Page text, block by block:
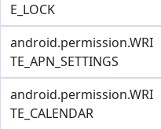
E_LOCK
android.permission.WRI
TE_APN_SETTINGS
android.permission.WRI
TE_CALENDAR